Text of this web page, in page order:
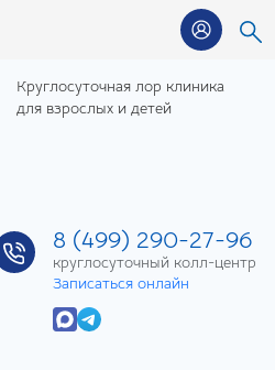
Круглосуточная лор клиника
для взрослых и детей
8 (499) 290-27-96
круглосуточный колл-центр
Записаться онлайн